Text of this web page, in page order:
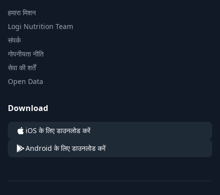
हमारा मिशन
Logi Nutrition Team
संपर्क
गोपनीयता नीति
सेवा की शर्तें
Open Data
Download
iOS के लिए डाउनलोड करें
Android के लिए डाउनलोड करें